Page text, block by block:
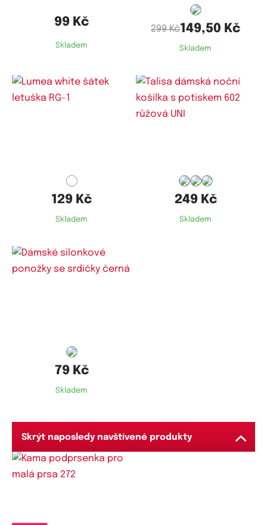
134-
136
136-
99 Kč
Skladem
299 Kč149,50 Kč
Skladem
129 Kč
Skladem
249 Kč
Skladem
79 Kč
Skladem
Skrýt naposledy navštívené produkty